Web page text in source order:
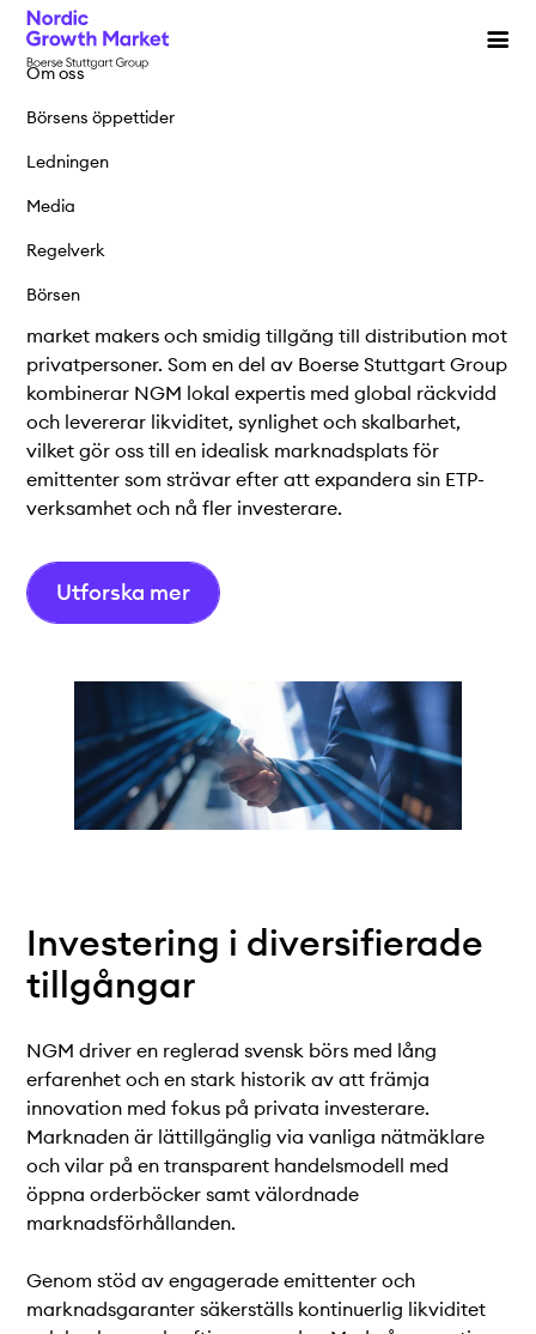
Notering
Aktier
Varför notera sig på NGM
Noteringsprocess
Noterade bolag
ETP
Varför handla på NGM
Nordic investment competition
Vanliga frågor
Produkter
Aktier
Börshandlade produkter
Strukturerade produkter
Data
Distributörer
Fördröjd marknadsdata
Medlemmar & access
Varför koppla upp sig?
Medlemmar
Om oss
Om oss
Börsens öppettider
Ledningen
Media
Regelverk
Börsen
Kontakta oss
Nordens
av ETPer
market makers och smidig tillgång till distribution mot
privatpersoner. Som en del av Boerse Stuttgart Group
kombinerar NGM lokal expertis med global räckvidd
och levererar likviditet, synlighet och skalbarhet,
vilket gör oss till en idealisk marknadsplats för
emittenter som strävar efter att expandera sin ETP-
verksamhet och nå fler investerare.
Utforska mer
Investering i diversifierade
tillgångar
NGM driver en reglerad svensk börs med lång
erfarenhet och en stark historik av att främja
innovation med fokus på privata investerare.
Marknaden är lättillgänglig via vanliga nätmäklare
och vilar på en transparent handelsmodell med
öppna orderböcker samt välordnade
marknadsförhållanden.
Genom stöd av engagerade emittenter och
marknadsgaranter säkerställs kontinuerlig likviditet